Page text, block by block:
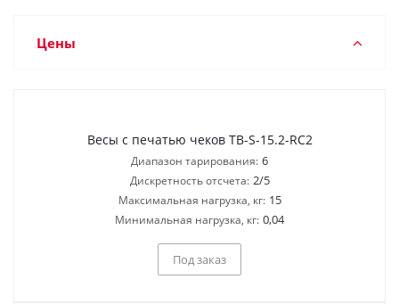
Цены
Весы с печатью чеков TB-S-15.2-RC2
Диапазон тарирования: 6
Дискретность отсчета: 2/5
Максимальная нагрузка, кг: 15
Минимальная нагрузка, кг: 0,04
Под заказ